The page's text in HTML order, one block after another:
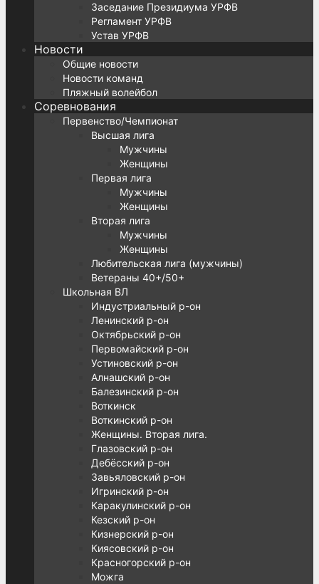
Заседание Президиума УРФВ
Регламент УРФВ
Устав УРФВ
Новости
Общие новости
Новости команд
Пляжный волейбол
Соревнования
Первенство/Чемпионат
Высшая лига
Мужчины
Женщины
Первая лига
Мужчины
Женщины
Вторая лига
Мужчины
Женщины
Любительская лига (мужчины)
Ветераны 40+/50+
Школьная ВЛ
Индустриальный р-он
Ленинский р-он
Октябрьский р-он
Первомайский р-он
Устиновский р-он
Алнашский р-он
Балезинский р-он
Воткинск
Воткинский р-он
Женщины. Вторая лига.
Глазовский р-он
Дебёсский р-он
Завьяловский р-он
Игринский р-он
Каракулинский р-он
Кезский р-он
Кизнерский р-он
Киясовский р-он
Красногорский р-он
Можга